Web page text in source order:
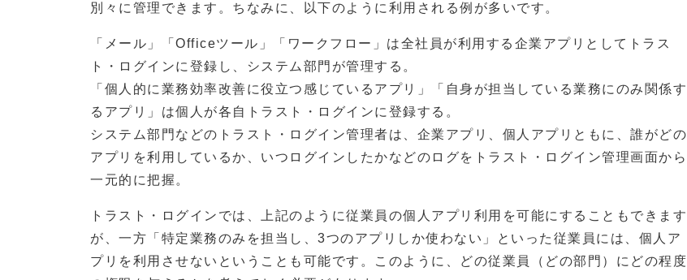
別々に管理できます。ちなみに、以下のように利用される例が多いです。
「メール」「Officeツール」「ワークフロー」は全社員が利用する企業アプリとしてトラス
ト・ログインに登録し、システム部門が管理する。
「個人的に業務効率改善に役立つ感じているアプリ」「自身が担当している業務にのみ関係す
るアプリ」は個人が各自トラスト・ログインに登録する。
システム部門などのトラスト・ログイン管理者は、企業アプリ、個人アプリともに、誰がどの
アプリを利用しているか、いつログインしたかなどのログをトラスト・ログイン管理画面から
一元的に把握。
トラスト・ログインでは、上記のように従業員の個人アプリ利用を可能にすることもできます
が、一方「特定業務のみを担当し、3つのアプリしか使わない」といった従業員には、個人ア
プリを利用させないということも可能です。このように、どの従業員（どの部門）にどの程度